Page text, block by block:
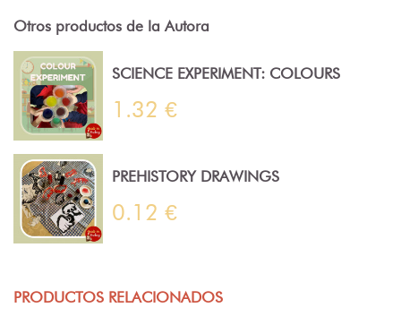
Otros productos de la Autora
SCIENCE EXPERIMENT: COLOURS
1.32 €
PREHISTORY DRAWINGS
0.12 €
PRODUCTOS RELACIONADOS